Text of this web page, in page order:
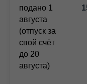
подано 1
августа
(отпуск за
свой счёт
до 20
августа)